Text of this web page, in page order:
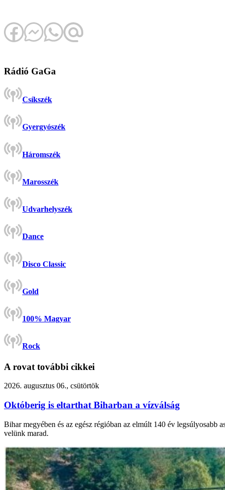
Rádió GaGa
Csíkszék
Gyergyószék
Háromszék
Marosszék
Udvarhelyszék
Dance
Disco Classic
Gold
100% Magyar
Rock
A rovat további cikkei
2026. augusztus 06., csütörtök
Októberig is eltarthat Biharban a vízválság
Bihar megyében és az egész régióban az elmúlt 140 év legsúlyosabb
velünk marad.